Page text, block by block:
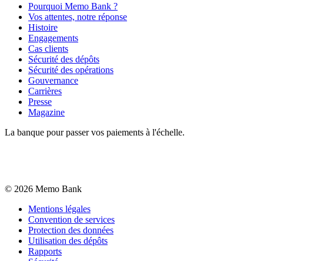
Pourquoi Memo Bank ?
Vos attentes, notre réponse
Histoire
Engagements
Cas clients
Sécurité des dépôts
Sécurité des opérations
Gouvernance
Carrières
Presse
Magazine
La banque pour passer vos paiements à l'échelle.
© 2026 Memo Bank
Mentions légales
Convention de services
Protection des données
Utilisation des dépôts
Rapports